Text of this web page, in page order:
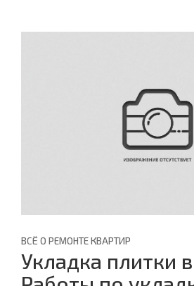
ВСЁ О РЕМОНТЕ КВАРТИР
Укладка плитки